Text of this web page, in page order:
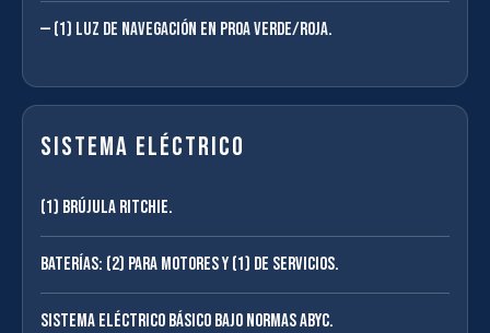
(1) Luz de navegación en proa verde/roja.
Sistema eléctrico
(1) Brújula Ritchie.
Baterías: (2) para motores y (1) de servicios.
Sistema eléctrico básico bajo normas ABYC.